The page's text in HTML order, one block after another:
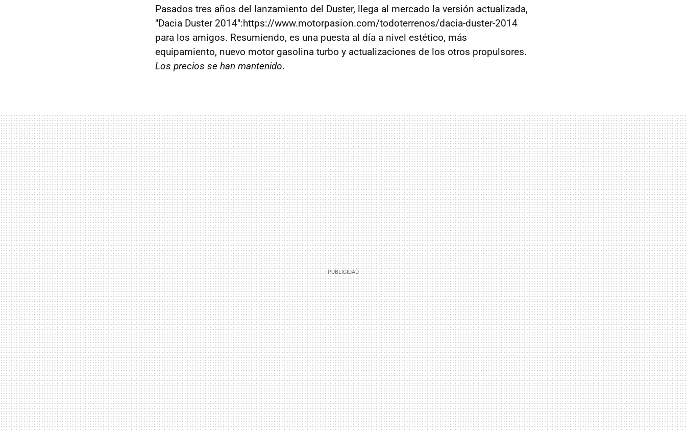
Pasados tres años del lanzamiento del Duster, llega al mercado la versión actualizada,
"Dacia Duster 2014":https://www.motorpasion.com/todoterrenos/dacia-duster-2014
para los amigos. Resumiendo, es una puesta al día a nivel estético, más
equipamiento, nuevo motor gasolina turbo y actualizaciones de los otros propulsores.
Los precios se han mantenido.